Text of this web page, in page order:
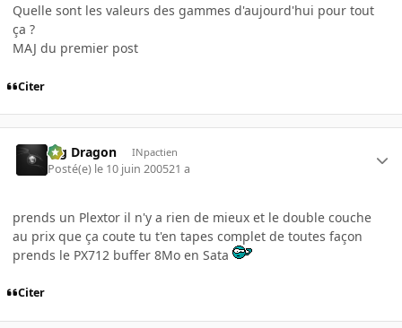
Quelle sont les valeurs des gammes d'aujourd'hui pour tout
ça ?
MAJ du premier post
Citer
Big Dragon INpactien
Posté(e) le 10 juin 200521 a
prends un Plextor il n'y a rien de mieux et le double couche
au prix que ça coute tu t'en tapes complet de toutes façon
prends le PX712 buffer 8Mo en Sata
Citer